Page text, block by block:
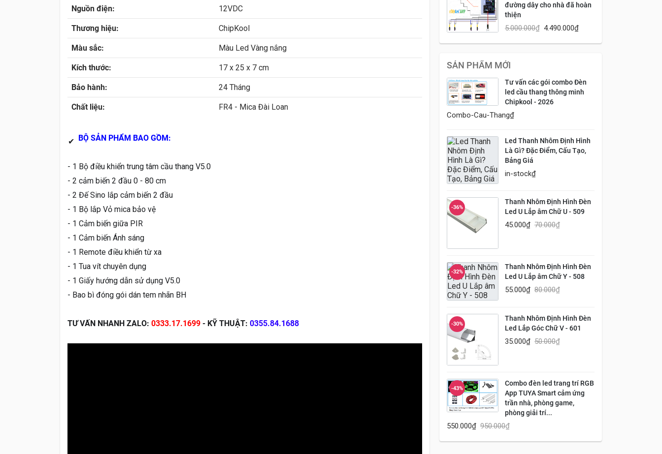
Nguồn điện: 12VDC
Thương hiệu: ChipKool
Màu sắc: Màu Led Vàng nắng
Kích thước: 17 x 25 x 7 cm
Bảo hành: 24 Tháng
Chất liệu: FR4 - Mica Đài Loan
✔ BỘ SẢN PHẨM BAO GỒM:
- 1 Bộ điều khiển trung tâm cầu thang V5.0
- 2 cảm biến 2 đầu 0 - 80 cm
- 2 Đế Sino lắp cảm biến 2 đầu
- 1 Bộ lắp Vỏ mica bảo vệ
- 1 Cảm biến giữa PIR
- 1 Cảm biến Ánh sáng
- 1 Remote điều khiển từ xa
- 1 Tua vít chuyên dụng
- 1 Giấy hướng dẫn sử dụng V5.0
- Bao bì đóng gói dán tem nhãn BH
TƯ VẤN NHANH ZALO: 0333.17.1699 - KỸ THUẬT: 0355.84.1688
đường dây cho nhà đã hoàn
thiện
5.000.000₫ 4.490.000₫
SẢN PHẨM MỚI
Tư vấn các gói combo Đèn
led cầu thang thông minh
Chipkool - 2026
Combo-Cau-Thang₫
Led Thanh Nhôm Định Hình
Là Gì? Đặc Điểm, Cấu Tạo,
Bảng Giá
in-stock₫
-36%
Thanh Nhôm Định Hình Đèn
Led U Lắp âm Chữ U - 509
45.000₫ 70.000₫
-32%
Thanh Nhôm Định Hình Đèn
Led U Lắp âm Chữ Y - 508
55.000₫ 80.000₫
-30%
Thanh Nhôm Định Hình Đèn
Led Lắp Góc Chữ V - 601
35.000₫ 50.000₫
-43%
Combo đèn led trang trí RGB
App TUYA Smart cảm ứng
trần nhà, phòng game,
phòng giải trí...
550.000₫ 950.000₫